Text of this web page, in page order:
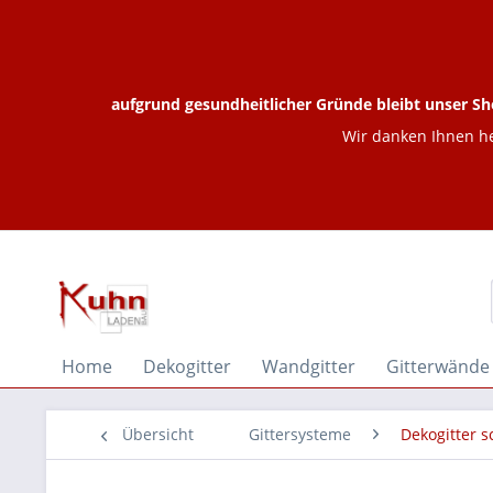
Home Dekogitter Wandgitter Gitterwände
Übersicht Gittersysteme Dekogitter
aufgrund gesundheitlicher Gründe bleibt unser
Wir danken Ihnen